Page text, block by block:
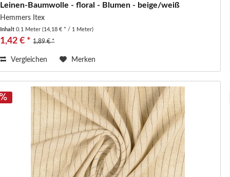
Leinen-Baumwolle - floral - Blumen - beige/weiß
Hemmers Itex
Inhalt0.1 Meter(14,18 € * / 1 Meter)
1,42 € * 1,89 € *
Vergleichen Merken